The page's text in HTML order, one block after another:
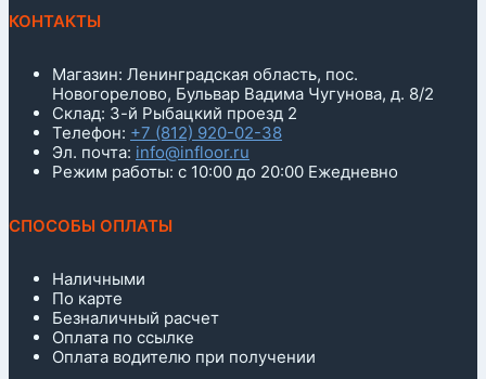
КОНТАКТЫ
Магазин: Ленинградская область, пос.
Новогорелово, Бульвар Вадима Чугунова, д. 8/2
Склад: 3-й Рыбацкий проезд 2
Телефон: +7 (812) 920-02-38
Эл. почта: info@infloor.ru
Режим работы: с 10:00 до 20:00 Ежедневно
СПОСОБЫ ОПЛАТЫ
Наличными
По карте
Безналичный расчет
Оплата по ссылке
Оплата водителю при получении